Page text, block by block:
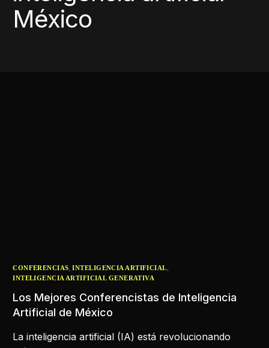
México
CONFERENCIAS,INTELIGENCIA ARTIFICIAL,
INTELIGENCIA ARTIFICIAL GENERATIVA
Los Mejores Conferencistas de Inteligencia
Artificial de México
La inteligencia artificial (IA) está revolucionando